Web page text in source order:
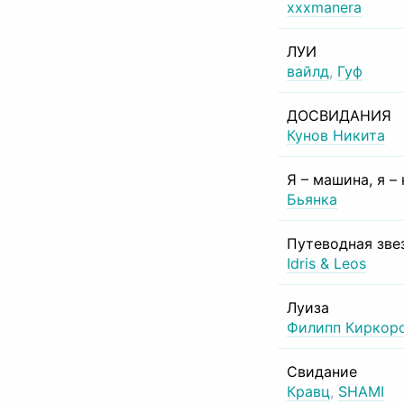
xxxmanera
ЛУИ
вайлд, Гуф
ДОСВИДАНИЯ
Кунов Никита
Я – машина, я –
Бьянка
Путеводная
Idris & Leos
Луиза
Филипп
Свидание
Кравц, SHAMI